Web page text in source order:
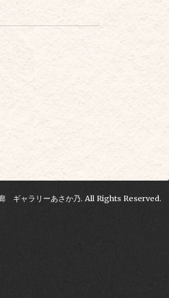
ギャラリーあさか乃. All Rights Reserved.